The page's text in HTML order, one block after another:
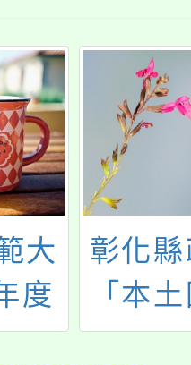
大
度
教
彰化
「本
悅，